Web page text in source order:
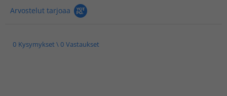
Arvostelut tarjoaa
0 Kysymykset \ 0 Vastaukset